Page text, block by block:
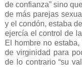
de confianza” sino
de más parejas
y el condón, estaba
ejercía el control de
El hombre no estaba,
de virginidad para
de lo contrario “su